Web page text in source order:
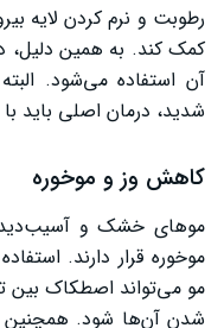
رطوبت و نرم کردن لایه
کمک کند. به همین دلیل،
آن استفاده می‌شود.
شدید، درمان اصلی باید
کاهش وز و موخوره
موهای خشک و
موخوره قرار دارند.
مو می‌تواند اصطکاک بین
شدن آن‌ها شود. همچنین